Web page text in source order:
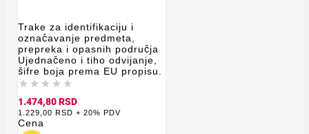
Trake za identifikaciju i
označavanje predmeta,
prepreka i opasnih područja
Ujednačeno i tiho odvijanje,
šifre boja prema EU propisu.
    
1.474,80 RSD
1.229,00 RSD + 20% PDV
Cena